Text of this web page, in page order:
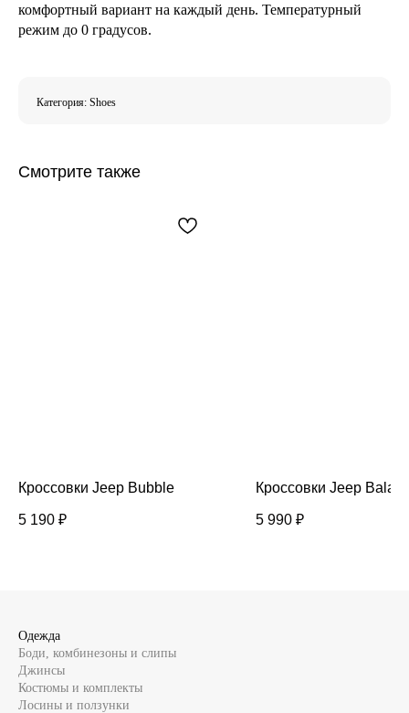
комфортный вариант на каждый день. Температурный
режим до 0 градусов.
Категория: Shoes
Смотрите также
Кроссовки Jeep Bubble
5 190 ₽
Кроссовки Jeep
5 990 ₽
Одежда
Боди, комбинезоны и слипы
Джинсы
Костюмы и комплекты
Лосины и ползунки